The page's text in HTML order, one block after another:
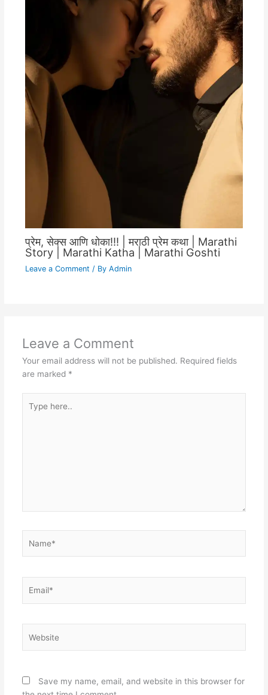
प्रेम, सेक्स आणि धोका!!! | मराठी प्रेम कथा | Marathi
Story | Marathi Katha | Marathi Goshti
Leave a Comment / By Admin
Leave a Comment
Your email address will not be published. Required fields
are marked *
here..
Save my name, email, and website in this browser for